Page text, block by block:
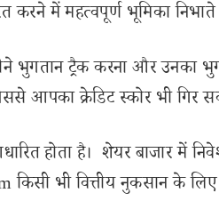
करने में महत्वपूर्ण भूमिका निभाते
ट्रैक करना और उनका
आपका क्रेडिट स्कोर भी गिर
होता है। शेयर बाजार में
भी वित्तीय नुकसान के लिए